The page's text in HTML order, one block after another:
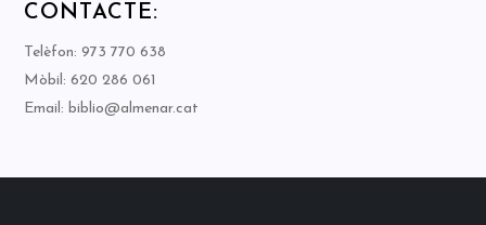
CONTACTE:
Telèfon: 973 770 638
Mòbil: 620 286 061
Email: biblio@almenar.cat